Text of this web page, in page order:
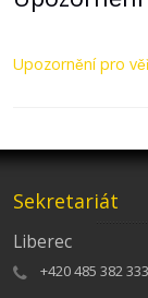
Upozornění pro
Sekretariát
Liberec
+420 485 382 333